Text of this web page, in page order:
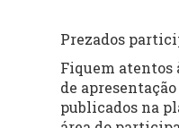
Prezados
Fiquem atentos
de
publicados na